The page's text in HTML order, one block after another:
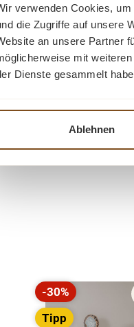
verwenden Cookies,
die Zugriffe auf unsere
an unsere Partner
mit
Dienste gesammelt
Ablehnen
wählbar. 36 Farben
Rabatt
-30%
Tipp